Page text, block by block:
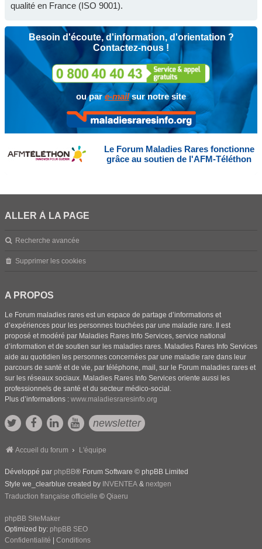
qualité en France (ISO 9001).
Besoin d'écoute, d'information, d'orientation ?
Contactez-nous !
ou pare-mailsur notre site
Le Forum Maladies Rares fonctionne
grâce au soutien de l'AFM-Téléthon
ALLER À LA PAGE
Recherche avancée
Supprimer les cookies
A PROPOS
Le Forum maladies rares est un espace de partage d’informations et
d’expériences pour les personnes touchées par une maladie rare. Il est
proposé et modéré par Maladies Rares Info Services, service national
d’information et de soutien sur les maladies rares. Maladies Rares Info Services
aide au quotidien les personnes concernées par une maladie rare dans leur
parcours de santé et de vie, par téléphone, mail, sur le Forum maladies rares et
sur les réseaux sociaux. Maladies Rares Info Services oriente aussi les
professionnels de santé et du secteur médico-social.
Plus d’informations : www.maladiesraresinfo.org
newsletter
Accueil du forum L'équipe
Développé par phpBB® Forum Software © phpBB Limited
Style we_clearblue created by INVENTEA & nextgen
Traduction française officielle © Qiaeru
phpBB SiteMaker
Optimized by: phpBB SEO
Confidentialité
Conditions